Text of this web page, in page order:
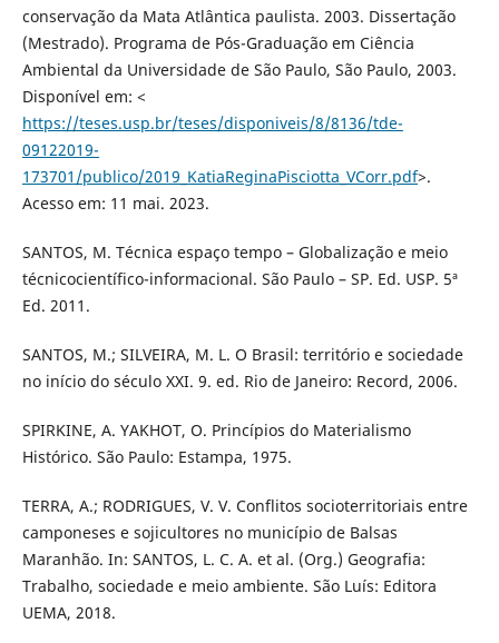
conservação da Mata Atlântica paulista. 2003. Dissertação
(Mestrado). Programa de Pós-Graduação em Ciência
Ambiental da Universidade de São Paulo, São Paulo, 2003.
Disponível em: <
https://teses.usp.br/teses/disponiveis/8/8136/tde-
09122019-
173701/publico/2019_KatiaReginaPisciotta_VCorr.pdf>.
Acesso em: 11 mai. 2023.
SANTOS, M. Técnica espaço tempo – Globalização e meio
técnicocientífico-informacional. São Paulo – SP. Ed. USP. 5ª
Ed. 2011.
SANTOS, M.; SILVEIRA, M. L. O Brasil: território e sociedade
no início do século XXI. 9. ed. Rio de Janeiro: Record, 2006.
SPIRKINE, A. YAKHOT, O. Princípios do Materialismo
Histórico. São Paulo: Estampa, 1975.
TERRA, A.; RODRIGUES, V. V. Conflitos socioterritoriais entre
camponeses e sojicultores no município de Balsas
Maranhão. In: SANTOS, L. C. A. et al. (Org.) Geografia:
Trabalho, sociedade e meio ambiente. São Luís: Editora
UEMA, 2018.